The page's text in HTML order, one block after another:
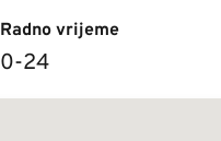
Radno vrijeme
0-24